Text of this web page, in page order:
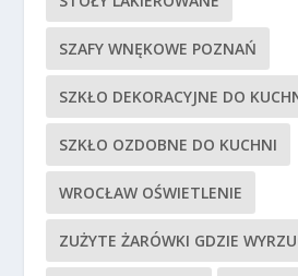
SZAFY WNĘKOWE POZNAŃ
SZKŁO DEKORACYJNE DO
SZKŁO OZDOBNE DO KUCHNI
WROCŁAW OŚWIETLENIE
ZUŻYTE ŻARÓWKI GDZIE